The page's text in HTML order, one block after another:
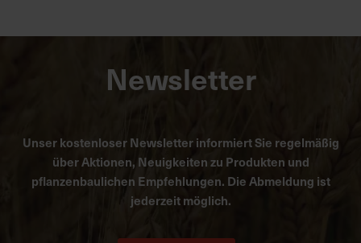
Newsletter
Unser kostenloser Newsletter informiert Sie regelmäßig
über Aktionen, Neuigkeiten zu Produkten und
pflanzenbaulichen Empfehlungen. Die Abmeldung ist
jederzeit möglich.